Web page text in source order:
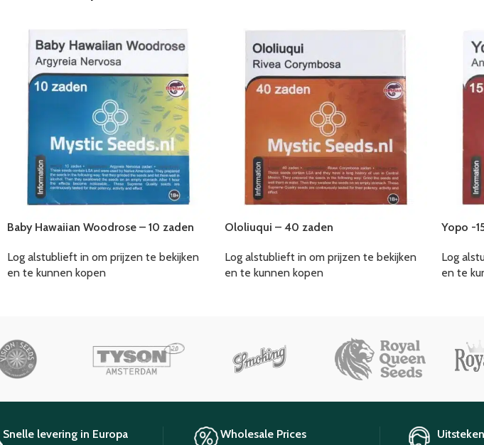
Baby Hawaiian Woodrose – 10 zaden
Log alstublieft in om prijzen te bekijken
en te kunnen kopen
Ololiuqui – 40 zaden
Log alstublieft in om prijzen te bekijken
en te kunnen kopen
Yopo -
Log
en te
Snelle levering in Europa
Wholesale Prices